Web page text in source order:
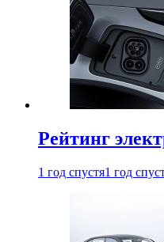
Рейтинг
1 год спустя1 год